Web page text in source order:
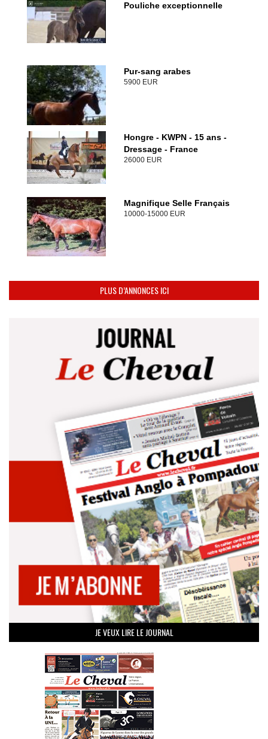
Pouliche exceptionnelle
Pur-sang arabes
5900 EUR
Hongre - KWPN - 15 ans -
Dressage - France
26000 EUR
Magnifique Selle Français
10000-15000 EUR
PLUS D’ANNONCES ICI
JE VEUX LIRE LE JOURNAL